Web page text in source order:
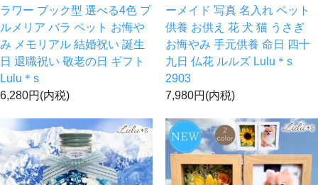
ラワー ブック型 選べる4色 プ
ルメリア バラ ペット お悔や
み メモリアル 結婚祝い 誕生
日 退職祝い 敬老の日 ギフト
Lulu＊s
6,280円(内税)
ーメイド 写真 名入れ ペット
供養 お供え 花 犬 猫 うさぎ
お悔やみ 手元供養 命日 四十
九日 仏花 ルルズ Lulu＊s
2903
7,980円(内税)